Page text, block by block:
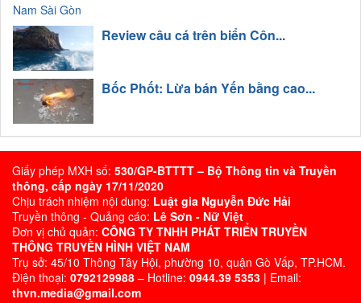
Review câu cá trên biển Côn...
Bốc Phốt: Lừa bán Yến bằng cao...
Giấy phép MXH số: 530/GP-BTTTT – Bộ Thông tin và Truyền
thông, cấp ngày 17/11/2020
Chịu trách nhiệm nội dung: Luật gia Nguyễn Đức Hải
Truyền thông - Quảng cáo: Lê Sơn - Nữ Việt
Đơn vị chủ quản: CÔNG TY TNHH PHÁT TRIỂN TRUYỀN
THÔNG TRUYỀN HÌNH VIỆT NAM
Trụ sở: 45/10 Thông Tây Hội, phường 10, quận Gò Vấp, TP.HCM.
Điện thoại: 0792129988 – Hotline: 0944.39 5353 | Email:
thvn.media@gmail.com